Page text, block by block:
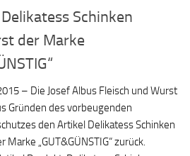
Schinken
der Marke
– Die Josef Albus Fleisch und Wurst
Gründen des vorbeugenden
den Artikel Delikatess Schinken
Marke „GUT&GÜNSTIG“ zurück.